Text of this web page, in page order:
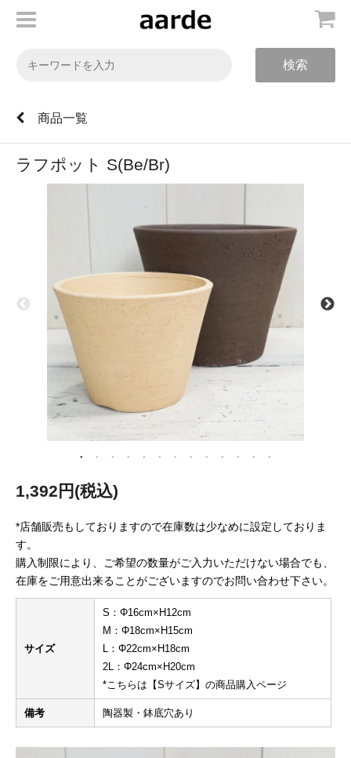
検索
商品一覧
ラフポット S(Be/Br)
1,392円(税込)
*店舗販売もしておりますので在庫数は少なめに設定しておりま
す。
購入制限により、ご希望の数量がご入力いただけない場合でも、
在庫をご用意出来ることがございますのでお問い合わせ下さい。
サイズ
S：Φ16cm×H12cm
M：Φ18cm×H15cm
L：Φ22cm×H18cm
2L：Φ24cm×H20cm
*こちらは【Sサイズ】の商品購入ページ
備考 陶器製・鉢底穴あり